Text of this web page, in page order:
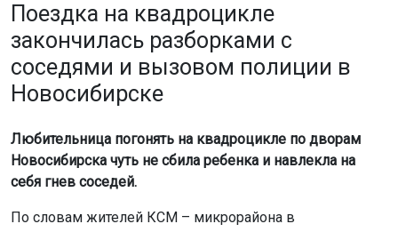
Поездка на квадроцикле
закончилась разборками с
соседями и вызовом полиции в
Новосибирске
Любительница погонять на квадроцикле по дворам
Новосибирска чуть не сбила ребенка и навлекла на
себя гнев соседей.
По словам жителей КСМ – микрорайона в